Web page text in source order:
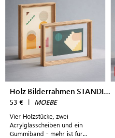
Holz Bilderrahmen STANDING FRAME A5
53 € | MOEBE
Vier Holzstücke, zwei
Acrylglasscheiben und ein
Gummiband - mehr ist für